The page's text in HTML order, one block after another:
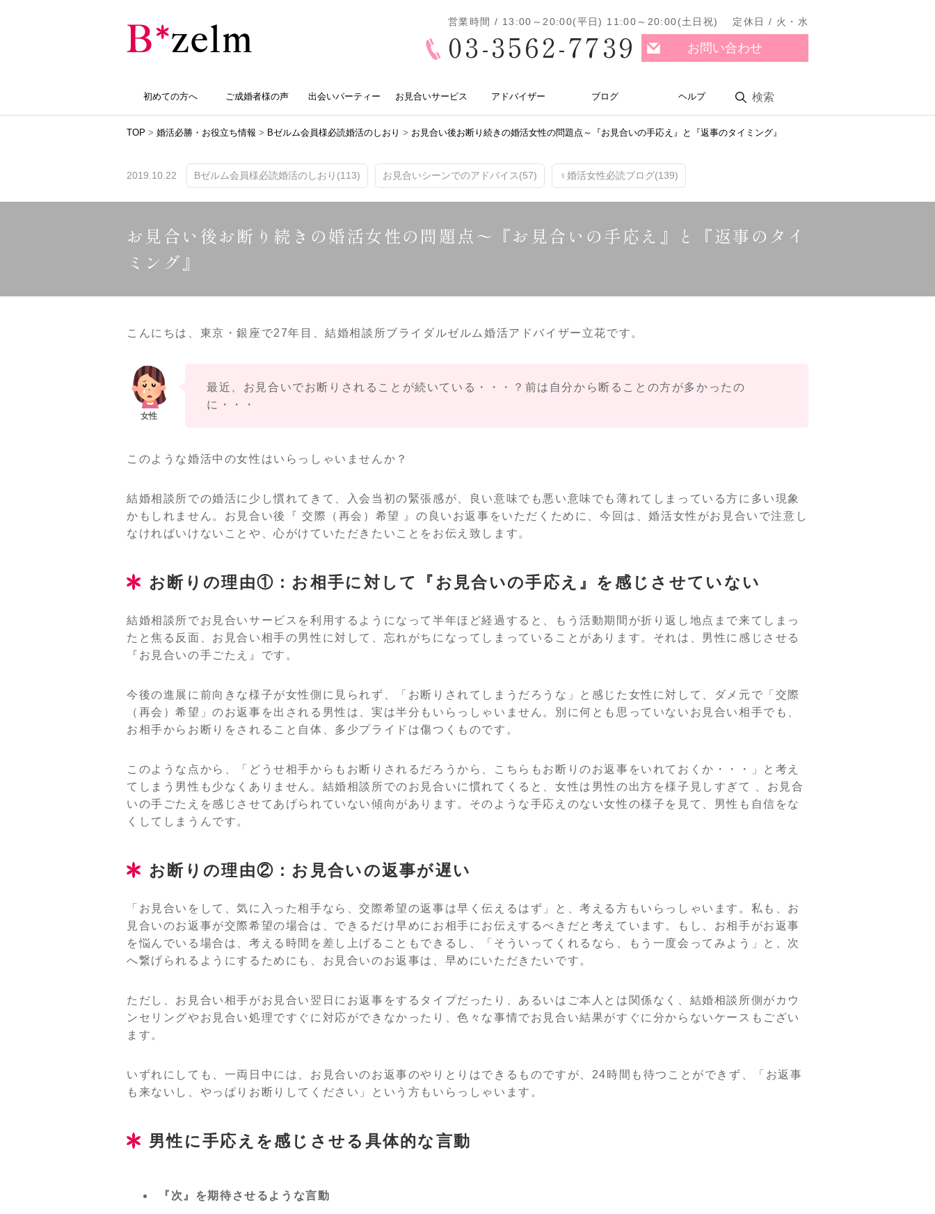
営業時間 / 13:00～20:00(平日) 11:00～20:00(土日祝) 定休日 / 火・水
03-3562-7739 お問い合わせ
初めての方へ ご成婚者様の声 出会いパーティー お見合いサービス アドバイザー ブログ ヘルプ 検索
TOP > 婚活必勝・お役立ち情報 > Bゼルム会員様必読婚活のしおり > お見合い後お断り続きの婚活女性の問題点～『お見合いの手応え』と『返事のタイミング』
2019.10.22 Bゼルム会員様必読婚活のしおり(113) お見合いシーンでのアドバイス(57) ♀婚活女性必読ブログ(139)
お見合い後お断り続きの婚活女性の問題点～『お見合いの手応え』と『返事のタイ
ミング』
こんにちは、東京・銀座で27年目、結婚相談所ブライダルゼルム婚活アドバイザー立花です。
最近、お見合いでお断りされることが続いている・・・？前は自分から断ることの方が多かったの
に・・・
このような婚活中の女性はいらっしゃいませんか？
結婚相談所での婚活に少し慣れてきて、入会当初の緊張感が、良い意味でも悪い意味でも薄れてしまっている方に多い現象
かもしれません。お見合い後『 交際（再会）希望 』の良いお返事をいただくために、今回は、婚活女性がお見合いで注意し
なければいけないことや、心がけていただきたいことをお伝え致します。
お断りの理由①：お相手に対して『お見合いの手応え』を感じさせていない
結婚相談所でお見合いサービスを利用するようになって半年ほど経過すると、もう活動期間が折り返し地点まで来てしまっ
たと焦る反面、お見合い相手の男性に対して、忘れがちになってしまっていることがあります。それは、男性に感じさせる
『お見合いの手ごたえ』です。
今後の進展に前向きな様子が女性側に見られず、「お断りされてしまうだろうな」と感じた女性に対して、ダメ元で「交際
（再会）希望」のお返事を出される男性は、実は半分もいらっしゃいません。別に何とも思っていないお見合い相手でも、
お相手からお断りをされること自体、多少プライドは傷つくものです。
このような点から、「どうせ相手からもお断りされるだろうから、こちらもお断りのお返事をいれておくか・・・」と考え
てしまう男性も少なくありません。結婚相談所でのお見合いに慣れてくると、女性は男性の出方を様子見しすぎて 、お見合
いの手ごたえを感じさせてあげられていない傾向があります。そのような手応えのない女性の様子を見て、男性も自信をな
くしてしまうんです。
お断りの理由②：お見合いの返事が遅い
「お見合いをして、気に入った相手なら、交際希望の返事は早く伝えるはず」と、考える方もいらっしゃいます。私も、お
見合いのお返事が交際希望の場合は、できるだけ早めにお相手にお伝えするべきだと考えています。もし、お相手がお返事
を悩んでいる場合は、考える時間を差し上げることもできるし、「そういってくれるなら、もう一度会ってみよう」と、次
へ繋げられるようにするためにも、お見合いのお返事は、早めにいただきたいです。
ただし、お見合い相手がお見合い翌日にお返事をするタイプだったり、あるいはご本人とは関係なく、結婚相談所側がカウ
ンセリングやお見合い処理ですぐに対応ができなかったり、色々な事情でお見合い結果がすぐに分からないケースもござい
ます。
いずれにしても、一両日中には、お見合いのお返事のやりとりはできるものですが、24時間も待つことができず、「お返事
も来ないし、やっぱりお断りしてください」という方もいらっしゃいます。
男性に手応えを感じさせる具体的な言動
『次』を期待させるような言動